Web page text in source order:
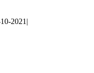
2021|